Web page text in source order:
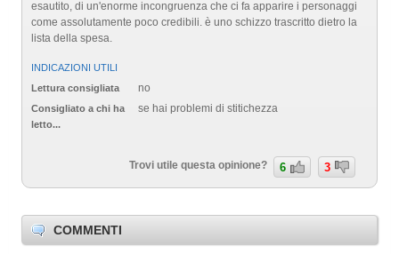
esautito, di un'enorme incongruenza che ci fa apparire i personaggi
come assolutamente poco credibili. è uno schizzo trascritto dietro la
lista della spesa.
INDICAZIONI UTILI
Lettura consigliata
no
Consigliato a chi ha
letto...
se hai problemi di stitichezza
Trovi utile questa opinione? 6 3
COMMENTI